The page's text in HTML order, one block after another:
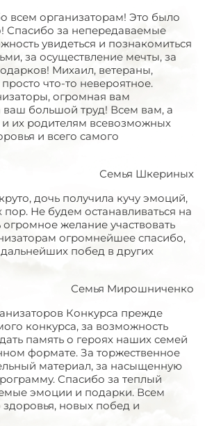
всем организаторам! Это было
Спасибо за непередаваемые
увидеться и познакомиться
за осуществление мечты, за
Михаил, ветераны,
что-то невероятное.
огромная вам
ваш большой труд! Всем вам, а
их родителям всевозможных
и всего самого
Семья Шкериных
дочь получила кучу эмоций,
пор. Не будем останавливаться на
огромное желание участвовать
огромнейшее спасибо,
побед в других
Семья Мирошниченко
Конкурса прежде
конкурса, за возможность
память о героях наших семей
формате. За торжественное
материал, за насыщенную
Спасибо за теплый
эмоции и подарки. Всем
новых побед и